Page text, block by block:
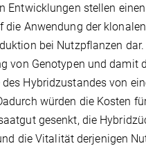
Entwicklungen stellen
die Anwendung der klonalen
bei Nutzpflanzen dar.
von Genotypen und damit
des Hybridzustandes von
würden die Kosten
gesenkt, die
die Vitalität derjenigen